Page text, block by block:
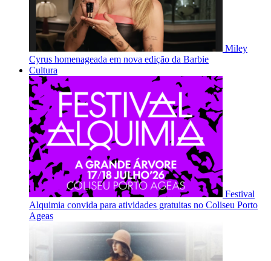
Miley
Cyrus homenageada em nova edição da Barbie
Cultura
Festival
Alquimia convida para atividades gratuitas no Coliseu Porto
Ageas